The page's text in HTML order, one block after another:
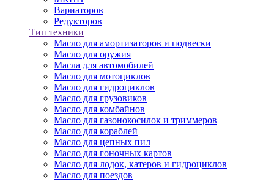
Вариаторов
Редукторов
Тип техники
Масло для амортизаторов и подвески
Масло для оружия
Масла для автомобилей
Масло для мотоциклов
Масло для гидроциклов
Масло для грузовиков
Масло для комбайнов
Масло для газонокосилок и триммеров
Масло для кораблей
Масло для цепных пил
Масло для гоночных картов
Масло для лодок, катеров и гидроциклов
Масло для поездов